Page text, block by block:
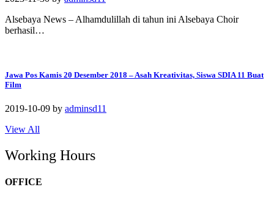
Alsebaya News – Alhamdulillah di tahun ini Alsebaya Choir
berhasil…
Jawa Pos Kamis 20 Desember 2018 – Asah Kreativitas, Siswa SDIA 11 Buat
Film
2019-10-09 by adminsd11
View All
Working Hours
OFFICE